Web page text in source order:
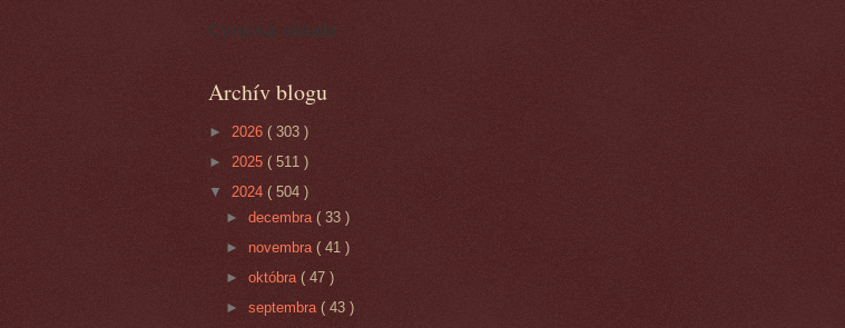
Cynická obluda
Archív blogu
► 2026 ( 303 )
► 2025 ( 511 )
▼ 2024 ( 504 )
►decembra( 33 )
►novembra( 41 )
►októbra( 47 )
►septembra( 43 )